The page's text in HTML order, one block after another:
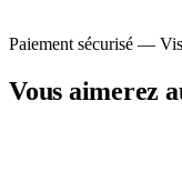
Paiement sécurisé —
Vous aimerez